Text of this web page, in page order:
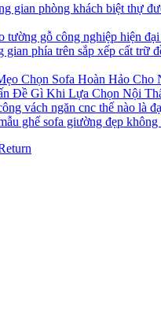
gian phòng khách biệt thự
tường gỗ công nghiệp hiện
gian phía trên sắp xếp cất trữ
Chọn Sofa Hoàn Hảo Cho
Đề Gì Khi Lựa Chọn Nội
vách ngăn cnc thế nào là
ghế sofa giường đẹp không